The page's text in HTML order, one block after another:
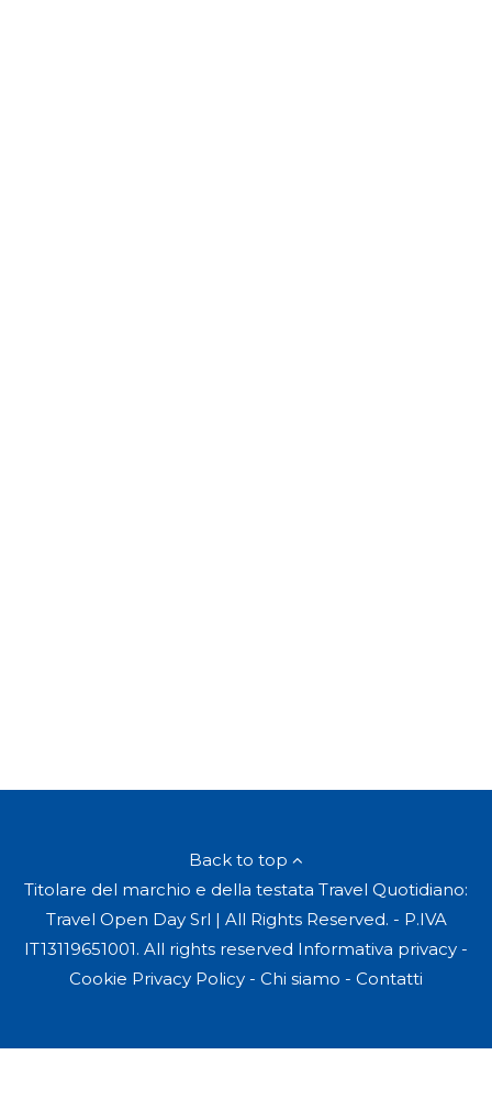
Back to top
Titolare del marchio e della testata Travel Quotidiano:
Travel Open Day Srl | All Rights Reserved. - P.IVA
IT13119651001. All rights reserved Informativa privacy -
Cookie Privacy Policy - Chi siamo - Contatti